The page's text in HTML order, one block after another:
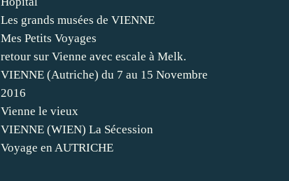
Les grands musées de VIENNE
Mes Petits Voyages
retour sur Vienne avec escale à Melk.
VIENNE (Autriche) du 7 au 15 Novembre
2016
Vienne le vieux
VIENNE (WIEN) La Sécession
Voyage en AUTRICHE